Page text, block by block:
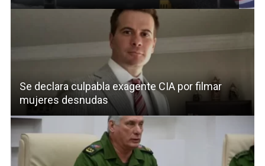
Se declara culpabla exagente CIA por filmar
mujeres desnudas